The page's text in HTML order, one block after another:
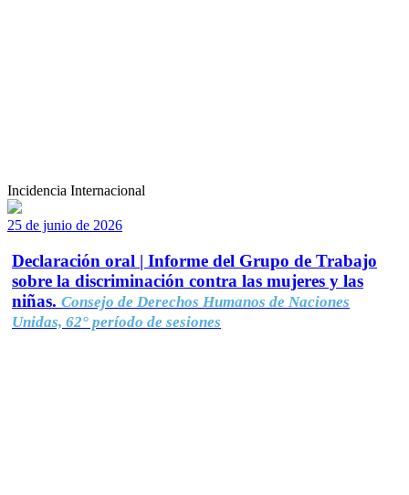
Incidencia Internacional
25 de junio de 2026
Declaración oral | Informe del Grupo de Trabajo
sobre la discriminación contra las mujeres y las
niñas. Consejo de Derechos Humanos de Naciones
Unidas, 62° período de sesiones